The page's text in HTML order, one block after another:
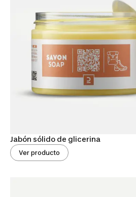
Jabón sólido de glicerina
Ver producto